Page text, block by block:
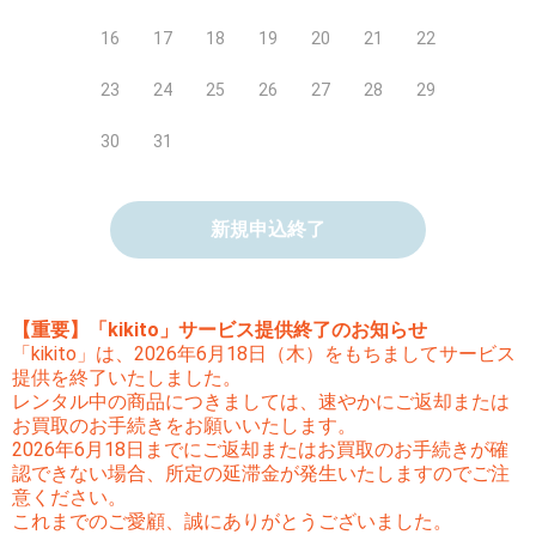
16 17 18 19 20 21 22
23 24 25 26 27 28 29
30 31
新規申込終了
【重要】「kikito」サービス提供終了のお知らせ
「kikito」は、2026年6月18日（木）をもちましてサービス
提供を終了いたしました。
レンタル中の商品につきましては、速やかにご返却または
お買取のお手続きをお願いいたします。
2026年6月18日までにご返却またはお買取のお手続きが確
認できない場合、所定の延滞金が発生いたしますのでご注
意ください。
これまでのご愛顧、誠にありがとうございました。